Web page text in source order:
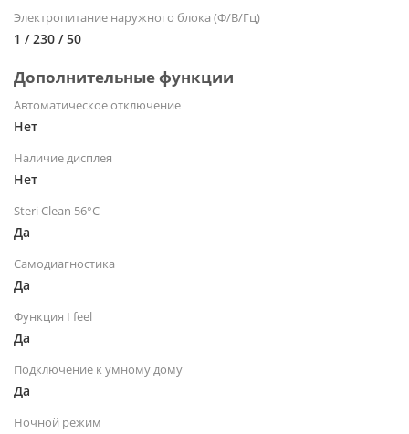
Электропитание наружного блока (Ф/В/Гц)
1 / 230 / 50
Дополнительные функции
Автоматическое отключение
Нет
Наличие дисплея
Нет
Steri Clean 56°C
Да
Самодиагностика
Да
Функция I feel
Да
Подключение к умному дому
Да
Ночной режим